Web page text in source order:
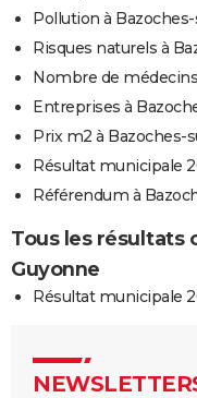
Pollution à
Risques naturels à
Nombre de
Entreprises à
Prix m2 à Bazoches-
Résultat municipale
Référendum à
Tous les résultats
Guyonne
Résultat municipale